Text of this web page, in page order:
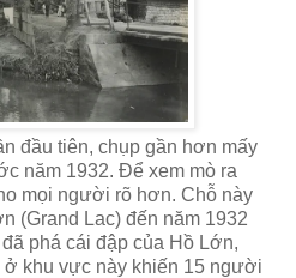
đầu tiên, chụp gần hơn mấy
năm 1932. Để xem mò ra
mọi người rõ hơn. Chỗ này
(Grand Lac) đến năm 1932
phá cái đập của Hồ Lớn,
ở khu vực này khiến 15 người